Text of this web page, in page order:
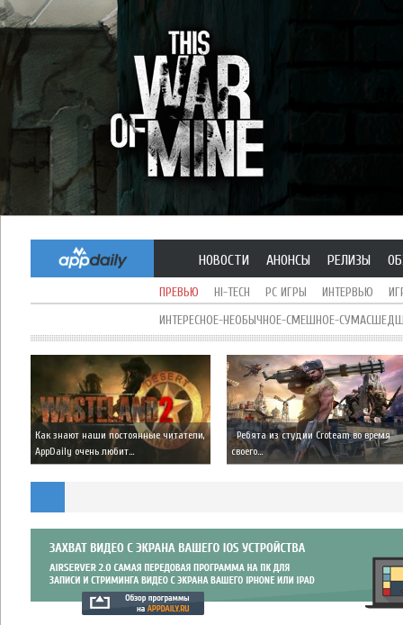
НОВОСТИ АНОНСЫ РЕЛИЗЫ
ПРЕВЬЮ HI-TECH PC ИГРЫ ИНТЕРВЬЮ
ИНТЕРЕСНОЕ-НЕОБЫЧНОЕ-СМЕШНОЕ-
Как знают наши постоянные читатели,
AppDaily очень любит...
Ребята из студии Croteam во время
своего...